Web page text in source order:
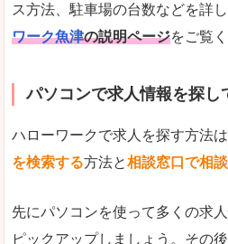
ス方法、駐車場の台数などを詳
ワーク魚津の説明ページをご覧
パソコンで求人情報を探し
ハローワークで求人を探す方法
を検索する方法と相談窓口で相
先にパソコンを使って多くの求
ピックアップしましょう。その